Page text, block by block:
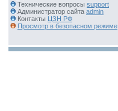
Технические вопросы support
Администратор сайта admin
Контакты ЦЗН РФ
Просмотр в безопасном режиме